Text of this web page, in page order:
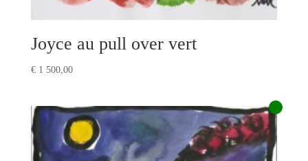
Joyce au pull over vert
€1 500,00